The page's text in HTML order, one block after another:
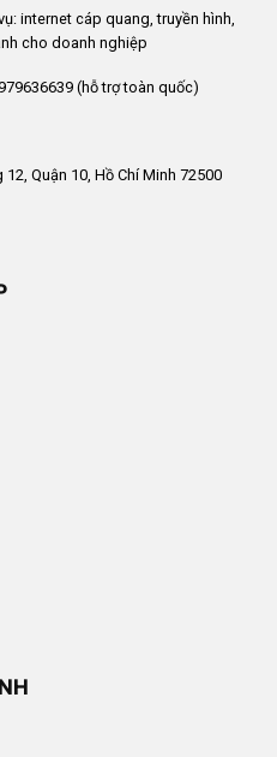
internet cáp quang, truyền hình,
cho doanh nghiệp
(hỗ trợ toàn quốc)
Quận 10, Hồ Chí Minh 72500